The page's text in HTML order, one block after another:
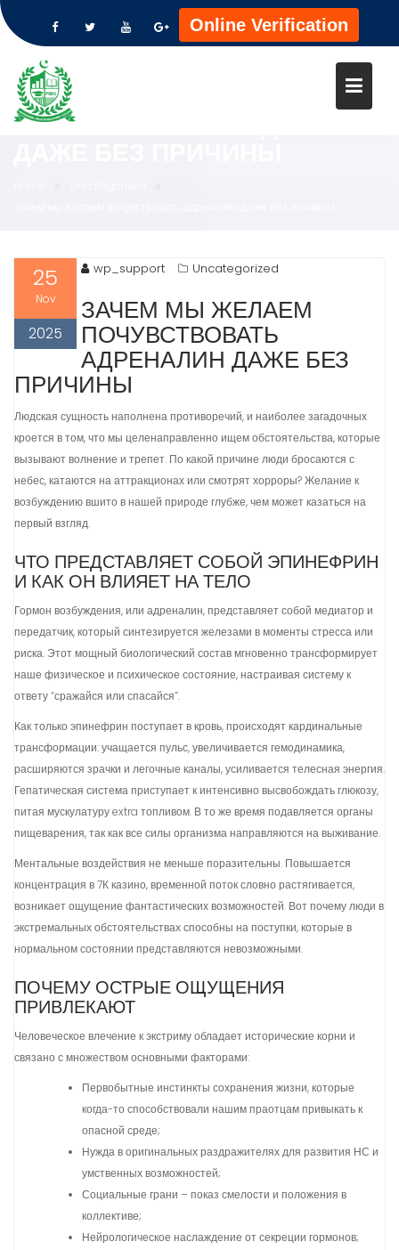
content
Online Verification
ЗАЧЕМ МЫ ЖЕЛАЕМ
ПОЧУВСТВОВАТЬ
25
Nov
2025
wp_support Uncategorized
ЗАЧЕМ МЫ ЖЕЛАЕМ
ПОЧУВСТВОВАТЬ
АДРЕНАЛИН ДАЖЕ БЕЗ
ПРИЧИНЫ
Людская сущность наполнена противоречий, и наиболее загадочных
кроется в том, что мы целенаправленно ищем обстоятельства, которые
вызывают волнение и трепет. По какой причине люди бросаются с
небес, катаются на аттракционах или смотрят хорроры? Желание к
возбуждению вшито в нашей природе глубже, чем может казаться на
первый взгляд.
ЧТО ПРЕДСТАВЛЯЕТ СОБОЙ ЭПИНЕФРИН
И КАК ОН ВЛИЯЕТ НА ТЕЛО
Гормон возбуждения, или адреналин, представляет собой медиатор и
передатчик, который синтезируется железами в моменты стресса или
риска. Этот мощный биологический состав мгновенно трансформирует
наше физическое и психическое состояние, настраивая систему к
ответу “сражайся или спасайся”.
Как только эпинефрин поступает в кровь, происходят кардинальные
трансформации: учащается пульс, увеличивается гемодинамика,
расширяются зрачки и легочные каналы, усиливается телесная энергия.
Гепатическая система приступает к интенсивно высвобождать глюкозу,
питая мускулатуру extra топливом. В то же время подавляется органы
пищеварения, так как все силы организма направляются на выживание.
Ментальные воздействия не меньше поразительны. Повышается
концентрация в 7К казино, временной поток словно растягивается,
возникает ощущение фантастических возможностей. Вот почему люди в
экстремальных обстоятельствах способны на поступки, которые в
нормальном состоянии представляются невозможными.
ПОЧЕМУ ОСТРЫЕ ОЩУЩЕНИЯ
ПРИВЛЕКАЮТ
Человеческое влечение к экстриму обладает исторические корни и
связано с множеством основными факторами:
Первобытные инстинкты сохранения жизни, которые
когда-то способствовали нашим праотцам привыкать к
опасной среде;
Нужда в оригинальных раздражителях для развития НС и
умственных возможностей;
Социальные грани – показ смелости и положения в
коллективе;
Нейрологическое наслаждение от секреции гормонов;